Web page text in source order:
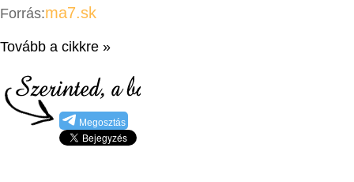
Forrás:ma7.sk
Tovább a cikkre »
Megosztás